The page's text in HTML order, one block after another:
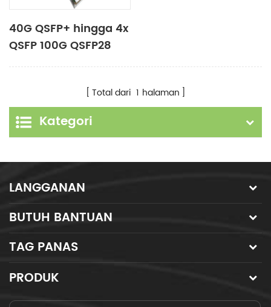
40G QSFP+ hingga 4x
QSFP 100G QSFP28
hingga 4x QSFP28+
breakout
Total dari 1 halaman
Kategori
LANGGANAN
BUTUH BANTUAN
TAG PANAS
PRODUK